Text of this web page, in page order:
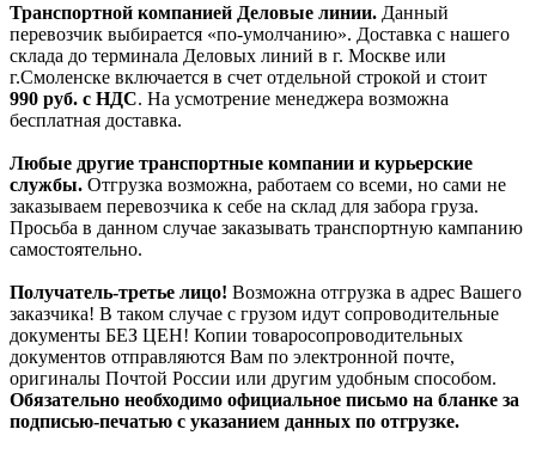
Транспортной компанией Деловые линии. Данный
перевозчик выбирается «по-умолчанию». Доставка с нашего
склада до терминала Деловых линий в г. Москве или
г.Смоленске включается в счет отдельной строкой и стоит
990 руб. с НДС. На усмотрение менеджера возможна
бесплатная доставка.
Любые другие транспортные компании и курьерские
службы. Отгрузка возможна, работаем со всеми, но сами не
заказываем перевозчика к себе на склад для забора груза.
Просьба в данном случае заказывать транспортную кампанию
самостоятельно.
Получатель-третье лицо! Возможна отгрузка в адрес Вашего
заказчика! В таком случае с грузом идут сопроводительные
документы БЕЗ ЦЕН! Копии товаросопроводительных
документов отправляются Вам по электронной почте,
оригиналы Почтой России или другим удобным способом.
Обязательно необходимо официальное письмо на бланке за
подписью-печатью с указанием данных по отгрузке.